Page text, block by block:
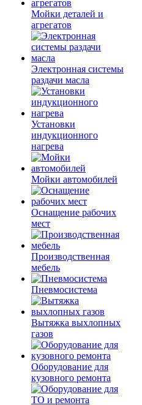
Мойки деталей и
агрегатов
Электронная системы
раздачи масла
Установки
индукционного
нагрева
Мойки автомобилей
Оснащение рабочих
мест
Производственная
мебель
Пневмосистема
Вытяжка выхлопных
газов
Оборудование для
кузовного ремонта